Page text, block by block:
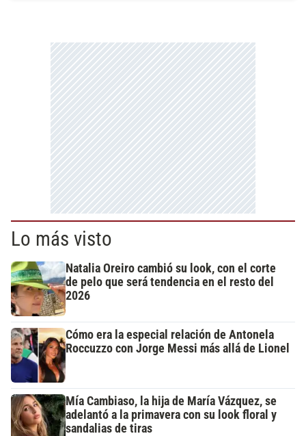
Lo más visto
Natalia Oreiro cambió su look, con el corte
de pelo que será tendencia en el resto del
2026
Cómo era la especial relación de Antonela
Roccuzzo con Jorge Messi más allá de Lionel
Mía Cambiaso, la hija de María Vázquez, se
adelantó a la primavera con su look floral y
sandalias de tiras